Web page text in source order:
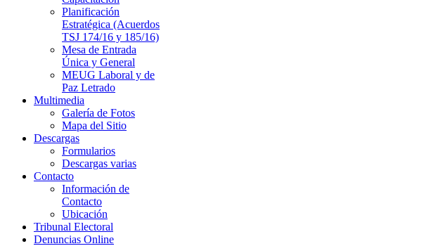
Planificación
Estratégica (Acuerdos
TSJ 174/16 y 185/16)
Mesa de Entrada
Única y General
MEUG Laboral y de
Paz Letrado
Multimedia
Galería de Fotos
Mapa del Sitio
Descargas
Formularios
Descargas varias
Contacto
Información de
Contacto
Ubicación
Tribunal Electoral
Denuncias Online